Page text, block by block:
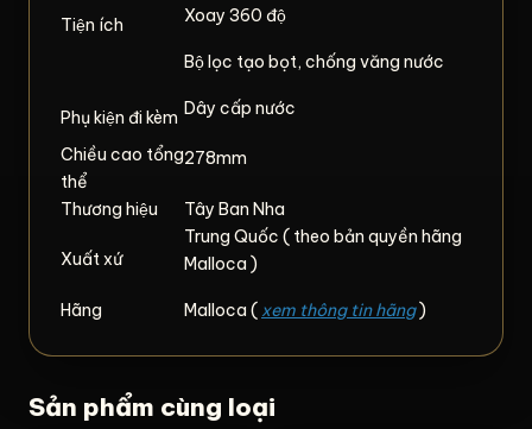
Tiện ích Xoay 360 độ
Bộ lọc tạo bọt, chống văng nước
Phụ kiện đi kèm Dây cấp nước
Chiều cao tổng
thể
278mm
Thương hiệu Tây Ban Nha
Xuất xứ
Trung Quốc ( theo bản quyền hãng
Malloca )
Hãng Malloca ( xem thông tin hãng)
Sản phẩm cùng loại